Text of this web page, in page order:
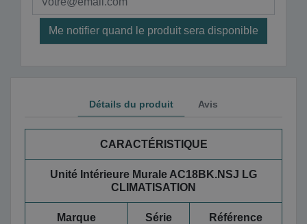
Me notifier quand le produit sera disponible
Détails du produit Avis
CARACTÉRISTIQUE
Unité Intérieure Murale AC18BK.NSJ LG
CLIMATISATION
Marque
Série
Référence